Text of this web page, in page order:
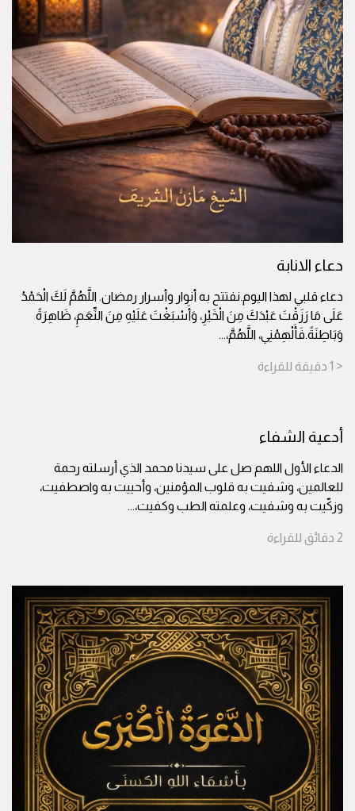
دعاء الانابة
دعاء قلبي لهذا اليوم.نفتتح به أنوار وأسرار رمضان. اللَّهُمَّ لَكَ الْحَمْدُ
عَلَى مَا رَزَقْتَ عَبْدَكَ مِنَ الْخَيْرِ، وَأَسْبَغْتَ عَلَيْهِ مِنَ النِّعَمِ، ظَاهِرَةً
وَبَاطِنَةً.فَأَلْهِمْنِي، اللَّهُمَّ،...
< 1 دقيقة للقراءة
أدعية الشفاء
الدعاء الأول اللهم صل على سيدنا محمد الذي أرسلته رحمة
للعالمين، وشفيت به قلوب المؤمنين، وأحييت به واصطفيت،
وزكّيت به وشفيت، وعلمته الطب وكفيت،...
2 دقائق للقراءة